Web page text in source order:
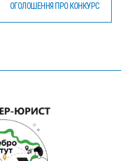
ОГОЛОШЕННЯ ПРО КОНКУРС